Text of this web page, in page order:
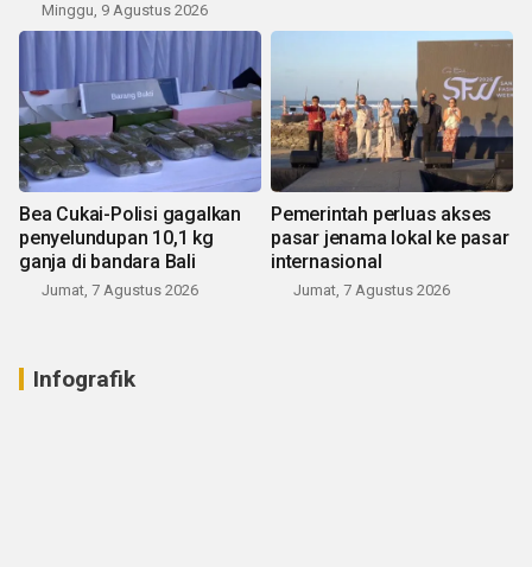
Minggu, 9 Agustus 2026
Bea Cukai-Polisi gagalkan
penyelundupan 10,1 kg
ganja di bandara Bali
Jumat, 7 Agustus 2026
Pemerintah perluas akses
pasar jenama lokal ke pasar
internasional
Jumat, 7 Agustus 2026
Infografik